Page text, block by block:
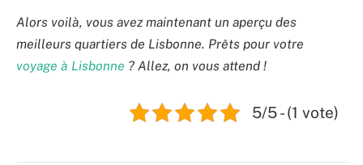
Alors voilà, vous avez maintenant un aperçu des
meilleurs quartiers de Lisbonne. Prêts pour votre
voyage à Lisbonne ? Allez, on vous attend !
5/5 - (1 vote)